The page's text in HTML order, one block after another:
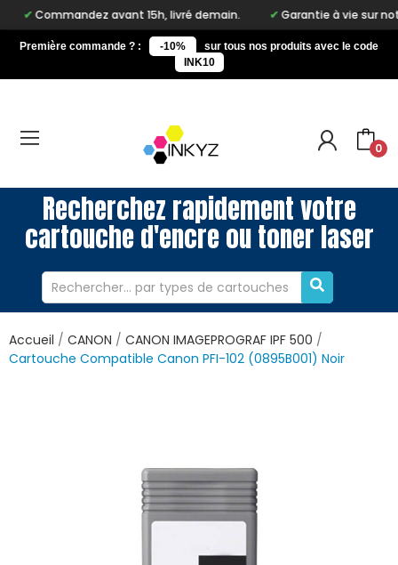
avant 15h, livré demain. Garantie à vie sur notre
Première commande ? : -10%
sur tous nos produits avec le code
INK10
0
Recherchez rapidement votre
cartouche d'encre ou toner laser
Accueil CANON
CANON IMAGEPROGRAF IPF 500
Cartouche Compatible Canon PFI-102 (0895B001) Noir